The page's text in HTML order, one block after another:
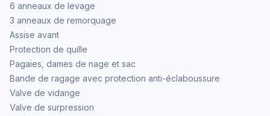
6 anneaux de levage
3 anneaux de remorquage
Assise avant
Protection de quille
Pagaies, dames de nage et sac
Bande de ragage avec protection anti-éclaboussure
Valve de vidange
Valve de surpression